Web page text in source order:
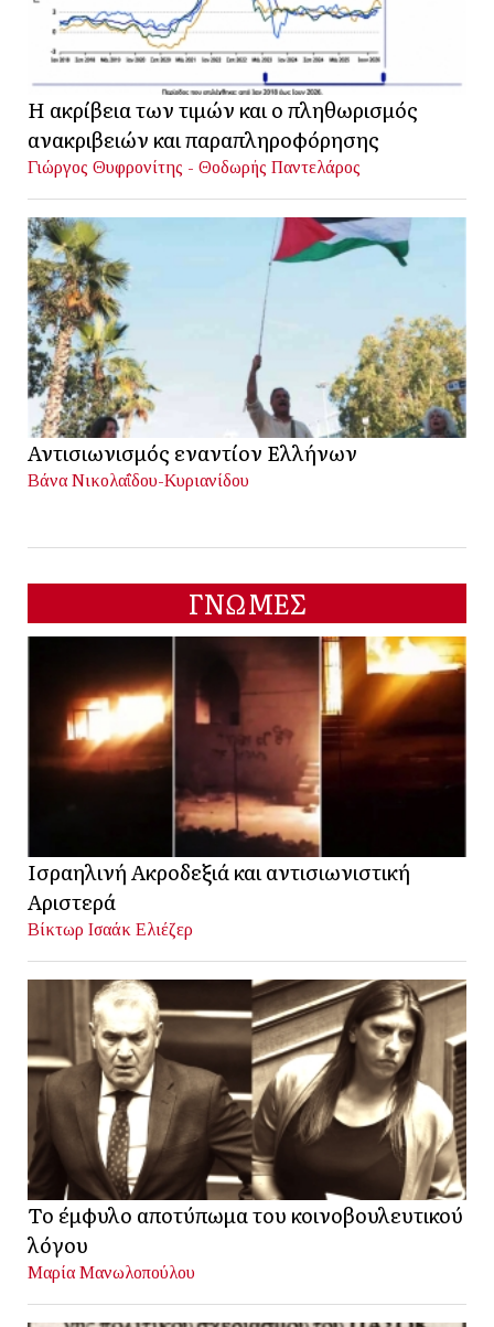
Η ακρίβεια των τιμών και ο πληθωρισμός
ανακριβειών και παραπληροφόρησης
Γιώργος Θυφρονίτης - Θοδωρής Παντελάρος
Αντισιωνισμός εναντίον Ελλήνων
Βάνα Νικολαΐδου-Κυριανίδου
ΓΝΩΜΕΣ
Ισραηλινή Ακροδεξιά και αντισιωνιστική
Αριστερά
Βίκτωρ Ισαάκ Ελιέζερ
Το έμφυλο αποτύπωμα του κοινοβουλευτικού
λόγου
Μαρία Μανωλοπούλου